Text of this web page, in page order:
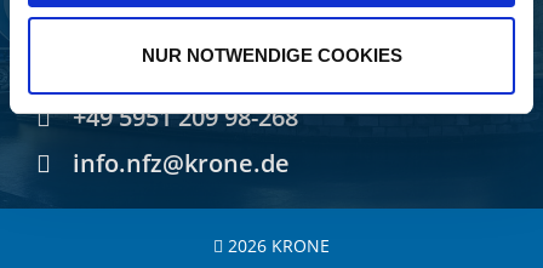
NUR NOTWENDIGE COOKIES
49757 Werlte, GERMANY
+49 5951 209-0
+49 5951 209 98-268
info.nfz@krone.de
2026 KRONE